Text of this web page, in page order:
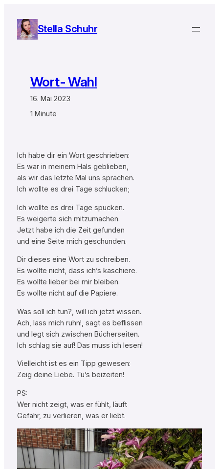
Inhalt
springen
Stella Schuhr
Wort- Wahl
16. Mai 2023
1 Minute
Ich habe dir ein Wort geschrieben:
Es war in meinem Hals geblieben,
als wir das letzte Mal uns sprachen.
Ich wollte es drei Tage schlucken;
Ich wollte es drei Tage spucken.
Es weigerte sich mitzumachen.
Jetzt habe ich die Zeit gefunden
und eine Seite mich geschunden.
Dir dieses eine Wort zu schreiben.
Es wollte nicht, dass ich’s kaschiere.
Es wollte lieber bei mir bleiben.
Es wollte nicht auf die Papiere.
Was soll ich tun?, will ich jetzt wissen.
Ach, lass mich ruhn!, sagt es beflissen
und legt sich zwischen Bücherseiten.
Ich schlag sie auf! Das muss ich lesen!
Vielleicht ist es ein Tipp gewesen:
Zeig deine Liebe. Tu’s beizeiten!
PS:
Wer nicht zeigt, was er fühlt, läuft
Gefahr, zu verlieren, was er liebt.